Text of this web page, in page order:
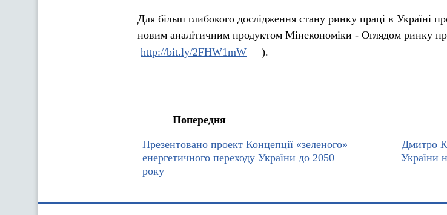
Для більш глибокого дослідження стану ринку праці в Україні
новим аналітичним продуктом Мінекономіки - Оглядом ринку
http://bit.ly/2FHW1mW
).
Попередня
Презентовано проект Концепції «зеленого»
енергетичного переходу України до 2050
року
Дмитро
України